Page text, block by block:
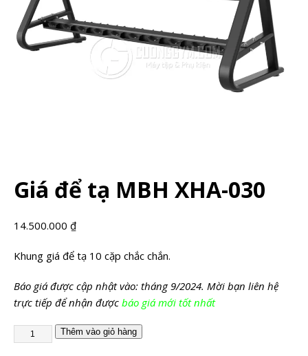
Giá để tạ MBH XHA-030
14.500.000 ₫
Khung giá để tạ 10 cặp chắc chắn.
Báo giá được cập nhật vào: tháng 9/2024. Mời bạn liên hệ
trực tiếp để nhận được báo giá mới tốt nhất
Thêm vào giỏ hàng